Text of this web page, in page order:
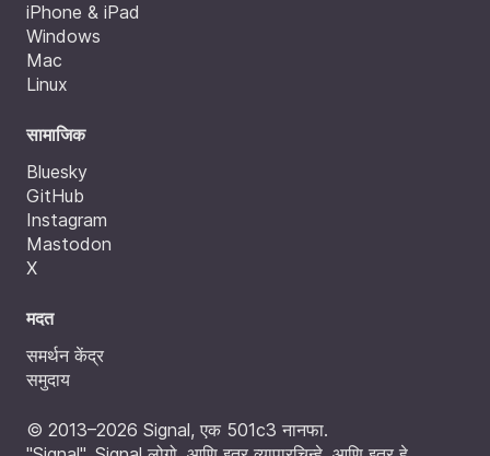
iPhone & iPad
Windows
Mac
Linux
सामाजिक
Bluesky
GitHub
Instagram
Mastodon
X
मदत
समर्थन केंद्र
समुदाय
© 2013–2026 Signal, एक 501c3 नानफा.